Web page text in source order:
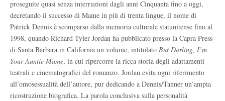
proseguite quasi senza interruzioni dagli anni Cinquanta fino a oggi,
decretando il successo di Mame in più di trenta lingue, il nome di
Patrick Dennis è scomparso dalla memoria culturale statunitense fino al
1998, quando Richard Tyler Jordan ha pubblicato presso la Capra Press
di Santa Barbara in California un volume, intitolato But Darling, I’m
Your Auntie Mame, in cui ripercorre la ricca storia degli adattamenti
teatrali e cinematografici del romanzo. Jordan evita ogni riferimento
all’omosessualità dell’autore, pur dedicando a Dennis/Tanner un’ampia
ricostruzione biografica. La parola conclusiva sulla personalità